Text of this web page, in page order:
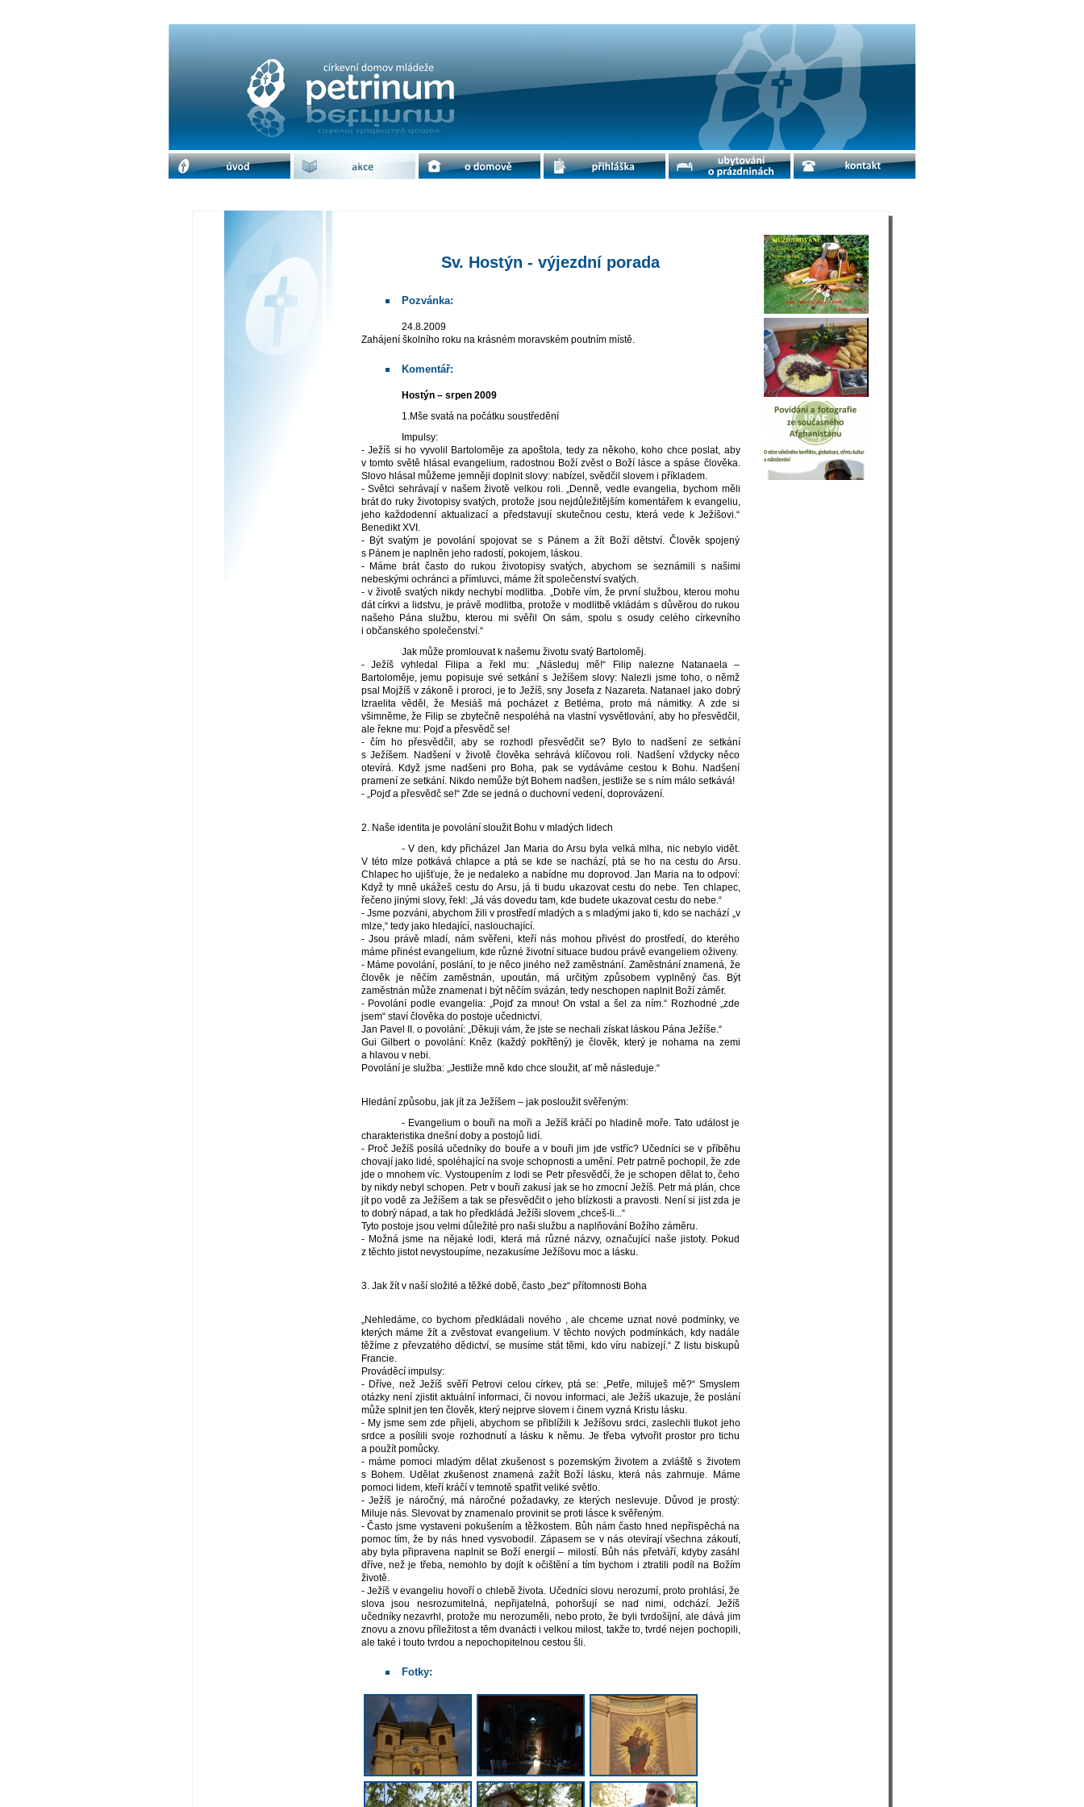
Sv. Hostýn - výjezdní porada | cdm Petrinum
Sv. Hostýn - výjezdní porada
Pozvánka:
24.8.2009
Zahájení školního roku na krásném moravském poutním místě.
Komentář:
Hostýn – srpen 2009
1.Mše svatá na počátku soustředění
Impulsy:
- Ježíš si ho vyvolil Bartoloměje za apoštola, tedy za někoho, koho chce poslat, aby
v tomto světě hlásal evangelium, radostnou Boží zvěst o Boží lásce a spáse člověka.
Slovo hlásal můžeme jemněji doplnit slovy: nabízel, svědčil slovem i příkladem.
- Světci sehrávají v našem životě velkou roli. „Denně, vedle evangelia, bychom měli
brát do ruky životopisy svatých, protože jsou nejdůležitějším komentářem k evangeliu,
jeho každodenní aktualizací a představují skutečnou cestu, která vede k Ježíšovi.“
Benedikt XVI.
- Být svatým je povolání spojovat se s Pánem a žít Boží dětství. Člověk spojený
s Pánem je naplněn jeho radostí, pokojem, láskou.
- Máme brát často do rukou životopisy svatých, abychom se seznámili s našimi
nebeskými ochránci a přímluvci, máme žít společenství svatých.
- v životě svatých nikdy nechybí modlitba. „Dobře vím, že první službou, kterou mohu
dát církvi a lidstvu, je právě modlitba, protože v modlitbě vkládám s důvěrou do rukou
našeho Pána službu, kterou mi svěřil On sám, spolu s osudy celého církevního
i občanského společenství.“
Jak může promlouvat k našemu životu svatý Bartoloměj.
- Ježíš vyhledal Filipa a řekl mu: „Následuj mě!“ Filip nalezne Natanaela –
Bartoloměje, jemu popisuje své setkání s Ježíšem slovy: Nalezli jsme toho, o němž
psal Mojžíš v zákoně i proroci, je to Ježíš, sny Josefa z Nazareta. Natanael jako dobrý
Izraelita věděl, že Mesiáš má pocházet z Betléma, proto má námitky. A zde si
všimněme, že Filip se zbytečně nespoléhá na vlastní vysvětlování, aby ho přesvědčil,
ale řekne mu: Pojď a přesvědč se!
- čím ho přesvědčil, aby se rozhodl přesvědčit se? Bylo to nadšení ze setkání
s Ježíšem. Nadšení v životě člověka sehrává klíčovou roli. Nadšení vždycky něco
otevírá. Když jsme nadšeni pro Boha, pak se vydáváme cestou k Bohu. Nadšení
pramení ze setkání. Nikdo nemůže být Bohem nadšen, jestliže se s ním málo setkává!
- „Pojď a přesvědč se!“ Zde se jedná o duchovní vedení, doprovázení.
2. Naše identita je povolání sloužit Bohu v mladých lidech
- V den, kdy přicházel Jan Maria do Arsu byla velká mlha, nic nebylo vidět.
V této mlze potkává chlapce a ptá se kde se nachází, ptá se ho na cestu do Arsu.
Chlapec ho ujišťuje, že je nedaleko a nabídne mu doprovod. Jan Maria na to odpoví:
Když ty mně ukážeš cestu do Arsu, já ti budu ukazovat cestu do nebe. Ten chlapec,
řečeno jinými slovy, řekl: „Já vás dovedu tam, kde budete ukazovat cestu do nebe.“
- Jsme pozváni, abychom žili v prostředí mladých a s mladými jako ti, kdo se nachází „v
mlze,“ tedy jako hledající, naslouchající.
- Jsou právě mladí, nám svěřeni, kteří nás mohou přivést do prostředí, do kterého
máme přinést evangelium, kde různé životní situace budou právě evangeliem oživeny.
- Máme povolání, poslání, to je něco jiného než zaměstnání. Zaměstnání znamená, že
člověk je něčím zaměstnán, upoután, má určitým způsobem vyplněný čas. Být
zaměstnán může znamenat i být něčím svázán, tedy neschopen naplnit Boží záměr.
- Povolání podle evangelia: „Pojď za mnou! On vstal a šel za ním.“ Rozhodné „zde
jsem“ staví člověka do postoje učednictví.
Jan Pavel II. o povolání: „Děkuji vám, že jste se nechali získat láskou Pána Ježíše.“
Gui Gilbert o povolání: Kněz (každý pokřtěný) je člověk, který je nohama na zemi
a hlavou v nebi.
Povolání je služba: „Jestliže mně kdo chce sloužit, ať mě následuje.“
Hledání způsobu, jak jít za Ježíšem – jak posloužit svěřeným:
- Evangelium o bouři na moři a Ježíš kráčí po hladině moře. Tato událost je
charakteristika dnešní doby a postojů lidí.
- Proč Ježíš posílá učedníky do bouře a v bouři jim jde vstříc? Učedníci se v příběhu
chovají jako lidé, spoléhající na svoje schopnosti a umění. Petr patrně pochopil, že zde
jde o mnohem víc. Vystoupením z lodi se Petr přesvědčí, že je schopen dělat to, čeho
by nikdy nebyl schopen. Petr v bouři zakusí jak se ho zmocní Ježíš. Petr má plán, chce
jít po vodě za Ježíšem a tak se přesvědčit o jeho blízkosti a pravosti. Není si jist zda je
to dobrý nápad, a tak ho předkládá Ježíši slovem „chceš-li...“
Tyto postoje jsou velmi důležité pro naši službu a naplňování Božího záměru.
- Možná jsme na nějaké lodi, která má různé názvy, označující naše jistoty. Pokud
z těchto jistot nevystoupíme, nezakusíme Ježíšovu moc a lásku.
3. Jak žít v naší složité a těžké době, často „bez“ přítomnosti Boha
„Nehledáme, co bychom předkládali nového , ale chceme uznat nové podmínky, ve
kterých máme žít a zvěstovat evangelium. V těchto nových podmínkách, kdy nadále
těžíme z převzatého dědictví, se musíme stát těmi, kdo víru nabízejí.“ Z listu biskupů
Francie.
Prováděcí impulsy:
- Dříve, než Ježíš svěří Petrovi celou církev, ptá se: „Petře, miluješ mě?“ Smyslem
otázky není zjistit aktuální informaci, či novou informaci, ale Ježíš ukazuje, že poslání
může splnit jen ten člověk, který nejprve slovem i činem vyzná Kristu lásku.
- My jsme sem zde přijeli, abychom se přiblížili k Ježíšovu srdci, zaslechli tlukot jeho
srdce a posílili svoje rozhodnutí a lásku k němu. Je třeba vytvořit prostor pro tichu
a použít pomůcky.
- máme pomoci mladým dělat zkušenost s pozemským životem a zvláště s životem
s Bohem. Udělat zkušenost znamená zažít Boží lásku, která nás zahrnuje. Máme
pomoci lidem, kteří kráčí v temnotě spatřit veliké světlo.
- Ježíš je náročný, má náročné požadavky, ze kterých neslevuje. Důvod je prostý:
Miluje nás. Slevovat by znamenalo provinit se proti lásce k svěřeným.
- Často jsme vystaveni pokušením a těžkostem. Bůh nám často hned nepřispěchá na
pomoc tím, že by nás hned vysvobodil. Zápasem se v nás otevírají všechna zákoutí,
aby byla připravena naplnit se Boží energií – milostí. Bůh nás přetváří, kdyby zasáhl
dříve, než je třeba, nemohlo by dojít k očištění a tím bychom i ztratili podíl na Božím
životě.
- Ježíš v evangeliu hovoří o chlebě života. Učedníci slovu nerozumí, proto prohlásí, že
slova jsou nesrozumitelná, nepřijatelná, pohoršují se nad nimi, odchází. Ježíš
učedníky nezavrhl, protože mu nerozuměli, nebo proto, že byli tvrdošíjní, ale dává jim
znovu a znovu příležitost a těm dvanácti i velkou milost, takže to, tvrdé nejen pochopili,
ale také i touto tvrdou a nepochopitelnou cestou šli.
Fotky:
úvod akce o domově přihláška ubytování o prázdninách kontakt